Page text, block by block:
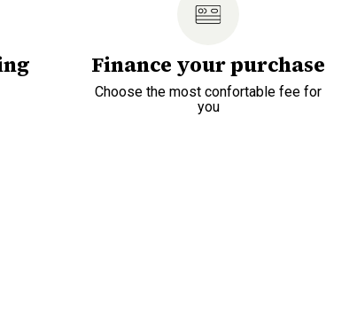
Finance your purchase
Choose the most confortable fee for
you